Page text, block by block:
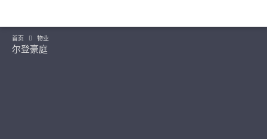
首页 物业
尔登豪庭